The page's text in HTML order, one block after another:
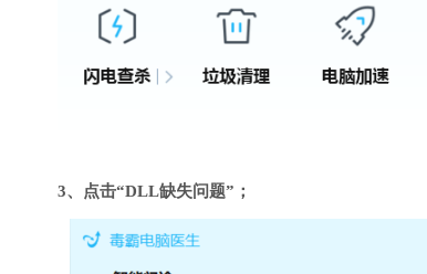
3、点击“DLL缺失问题”；